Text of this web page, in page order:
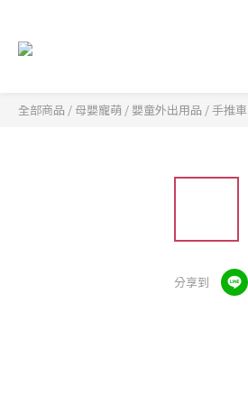
全部商品 / 母嬰寵萌 / 嬰童外出用品 /手推車
分享到